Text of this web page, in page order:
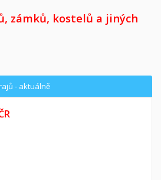
zámků, kostelů a jiných
- aktuálně